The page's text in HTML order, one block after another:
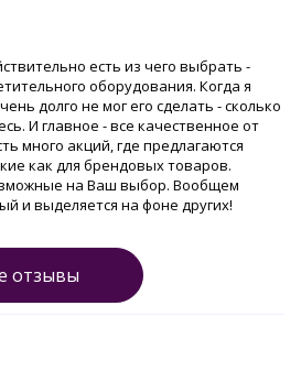
есть из чего выбрать -
оборудования. Когда я
долго не мог его сделать - сколько
И главное - все качественное от
много акций, где предлагаются
как для брендовых товаров.
на Ваш выбор. Вообщем
и выделяется на фоне других!
отзывы